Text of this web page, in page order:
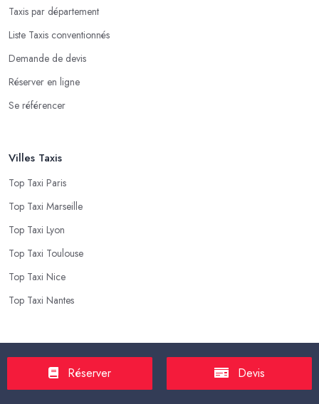
Taxis par département
Liste Taxis conventionnés
Demande de devis
Réserver en ligne
Se référencer
Villes Taxis
Top Taxi Paris
Top Taxi Marseille
Top Taxi Lyon
Top Taxi Toulouse
Top Taxi Nice
Top Taxi Nantes
Tarif Course TaxiRéserver Devis